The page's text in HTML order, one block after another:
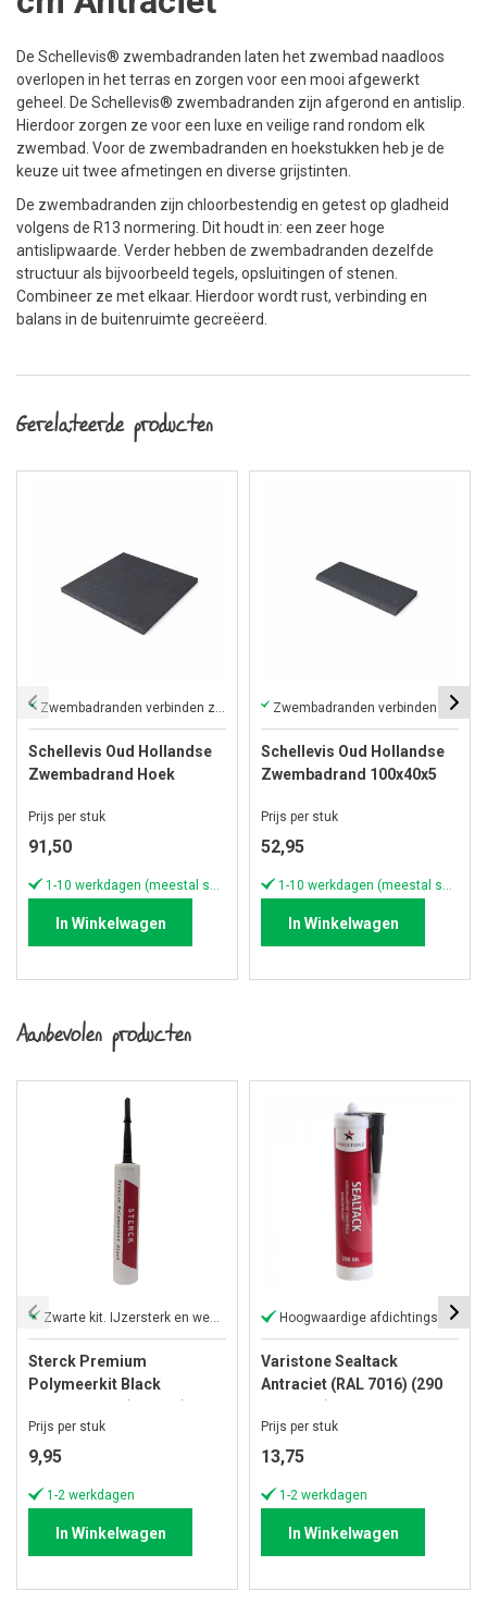
De Schellevis® zwembadranden laten het zwembad naadloos
overlopen in het terras en zorgen voor een mooi afgewerkt
geheel. De Schellevis® zwembadranden zijn afgerond en antislip.
Hierdoor zorgen ze voor een luxe en veilige rand rondom elk
zwembad. Voor de zwembadranden en hoekstukken heb je de
keuze uit twee afmetingen en diverse grijstinten.
De zwembadranden zijn chloorbestendig en getest op gladheid
volgens de R13 normering. Dit houdt in: een zeer hoge
antislipwaarde. Verder hebben de zwembadranden dezelfde
structuur als bijvoorbeeld tegels, opsluitingen of stenen.
Combineer ze met elkaar. Hierdoor wordt rust, verbinding en
balans in de buitenruimte gecreëerd.
Gerelateerde producten
Zwembadranden verbinden zwembad en terras naadloos
Schellevis Oud Hollandse
Zwembadrand Hoek
Prijs per stuk
91,50
In Winkelwagen
Zwembadranden verbinden zwembad en terras naadloos
Schellevis Oud Hollandse
Zwembadrand 100x40x5
Prijs per stuk
52,95
In Winkelwagen
Aanbevolen producten
Zwarte kit. IJzersterk en weerbestendig
Sterck Premium
Polymeerkit Black
Prijs per stuk
9,95
1-2 werkdagen
In Winkelwagen
Hoogwaardige afdichtingskit
Varistone Sealtack
Antraciet (RAL 7016) (290
Prijs per stuk
13,75
1-2 werkdagen
In Winkelwagen